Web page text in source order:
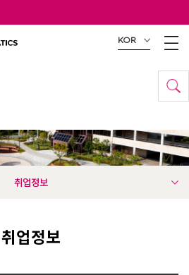
KOR
취업정보
취업정보